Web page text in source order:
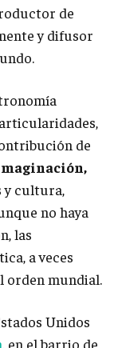
de
y difusor
de
y cultura,
no haya
las
a veces
orden mundial.
Unidos
, en el barrio de